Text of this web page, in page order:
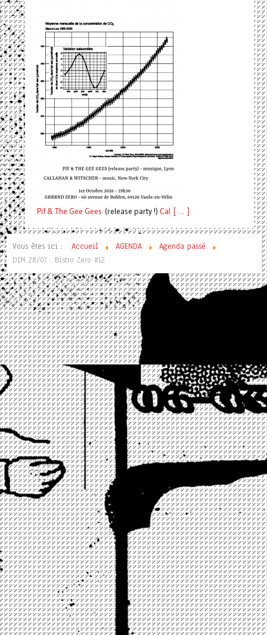
Pif& The Gee Gees (release party !) Cal [ ... ]
Vous êtes ici : Accueil AGENDA
Agenda passé
DIM 28/07 : Bistro Zero #12